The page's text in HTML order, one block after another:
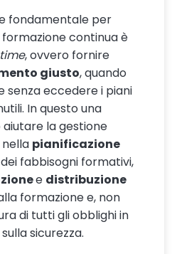
fondamentale per
continua è
, ovvero fornire
giusto, quando
senza eccedere i piani
In questo una
la gestione
pianificazione
dei fabbisogni formativi,
e distribuzione
formazione e, non
di tutti gli obblighi in
sicurezza.